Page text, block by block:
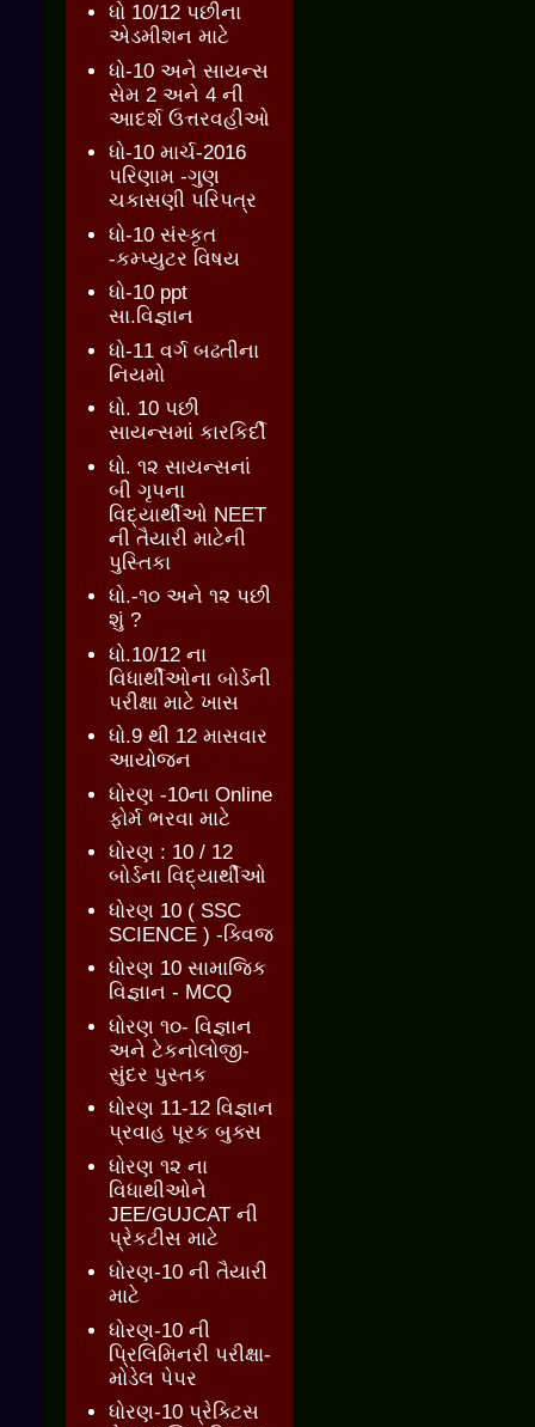
ધો 10/12 પછીના
એડમીશન માટે
ધો-10 અને સાયન્સ
સેમ 2 અને 4 ની
આદર્શ ઉત્તરવહીઓ
ધો-10 માર્ચ-2016
પરિણામ -ગુણ
ચકાસણી પરિપત્ર
ધો-10 સંસ્કૃત
-કમ્પ્યુટર વિષય
ધો-10 ppt
સા.વિજ્ઞાન
ધો-11 વર્ગ બઢતીના
નિયમો
ધો. 10 પછી
સાયન્સમાં કારકિર્દી
ધો. ૧૨ સાયન્સનાં
બી ગૃપના
વિદ્યાર્થીઓ NEET
ની તૈયારી માટેની
પુસ્તિકા
ધો.-૧૦ અને ૧૨ પછી
શું ?
ધો.10/12 ના
વિધાર્થીઓના બોર્ડની
પરીક્ષા માટે ખાસ
ધો.9 થી 12 માસવાર
આયોજન
ધોરણ -10ના Online
ફોર્મ ભરવા માટે
ધોરણ : 10 / 12
બોર્ડના વિદ્યાર્થીઓ
ધોરણ 10 ( SSC
SCIENCE ) -ક્વિજ
ધોરણ 10 સામાજિક
વિજ્ઞાન - MCQ
ધોરણ ૧૦- વિજ્ઞાન
અને ટેકનોલોજી-
સુંદર પુસ્તક
ધોરણ 11-12 વિજ્ઞાન
પ્રવાહ પૂરક બુક્સ
ધોરણ ૧૨ ના
વિધાથીઓને
JEE/GUJCAT ની
પ્રેકટીસ માટે
ધોરણ-10 ની તૈયારી
માટે
ધોરણ-10 ની
પ્રિલિમિનરી પરીક્ષા-
મોડેલ પેપર
ધોરણ-10 પ્રેક્ટિસ